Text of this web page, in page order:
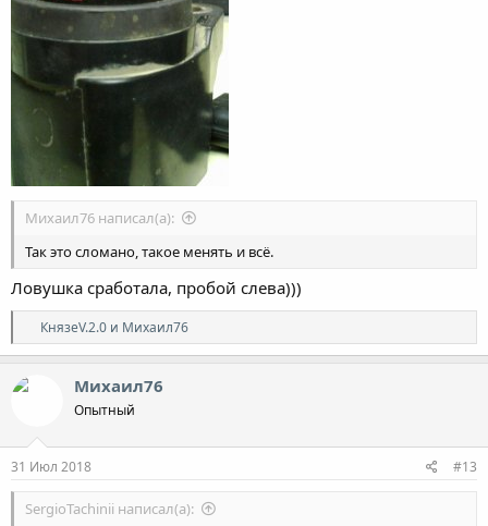
Михаил76 написал(а):
Так это сломано, такое менять и всё.
Ловушка сработала, пробой слева)))
Р
е
а
:
КнязеV.2.0 и Михаил76
Михаил76
Опытный
31 Июл 2018 #13
SergioTachinii написал(а):